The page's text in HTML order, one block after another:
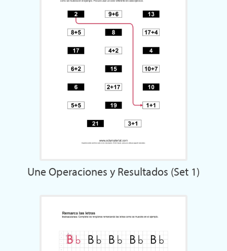
Une Operaciones y Resultados (Set 1)